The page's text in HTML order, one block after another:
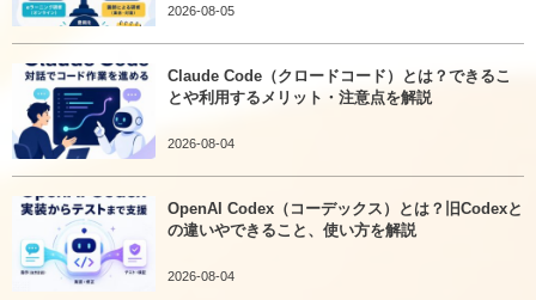
2026-08-05
Claude Code（クロードコード）とは？できるこ
とや利用するメリット・注意点を解説
2026-08-04
OpenAI Codex（コーデックス）とは？旧Codexと
の違いやできること、使い方を解説
2026-08-04